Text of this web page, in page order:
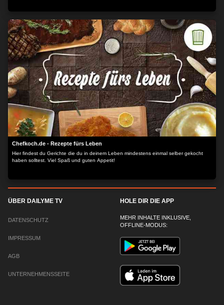
Chefkoch.de - Rezepte fürs Leben
Hier findest du Gerichte die du in deinem Leben mindestens einmal selber gekocht
haben solltest. Viel Spaß und guten Appetit!
ÜBER DAILYME TV
DATENSCHUTZ
IMPRESSUM
AGB
UNTERNEHMENSSEITE
HOLE DIR DIE APP
MEHR INHALTE INKLUSIVE,
OFFLINE-MODUS: